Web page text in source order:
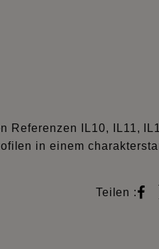
Referenzen IL10, IL11,
in einem
Teilen :